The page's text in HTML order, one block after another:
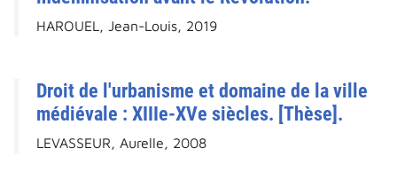
HAROUEL, Jean-Louis, 2019
Droit de l'urbanisme et domaine de la ville
médiévale : XIIIe-XVe siècles. [Thèse].
LEVASSEUR, Aurelle, 2008